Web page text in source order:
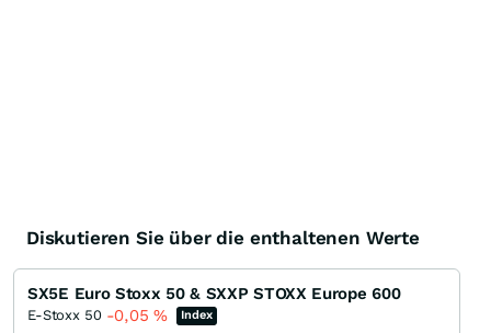
Diskutieren Sie über die enthaltenen Werte
SX5E Euro Stoxx 50 & SXXP STOXX Europe 600
E-Stoxx 50 -0,05 % Index